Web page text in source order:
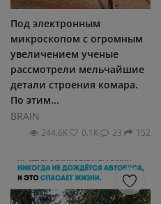
Под электронным
микроскопом с огромным
увеличением ученые
рассмотрели мельчайшие
детали строения комара.
По этим...
BRAIN
244.6К 0.1К 23 152